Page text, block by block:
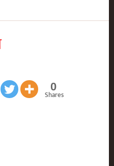
0
Shares